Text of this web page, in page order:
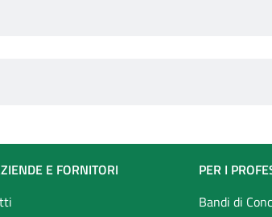
E FORNITORI
PER I
Bandi di